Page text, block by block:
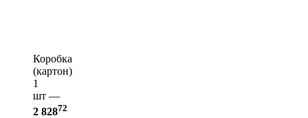
Коробка
(картон)
1
шт —
2 82872